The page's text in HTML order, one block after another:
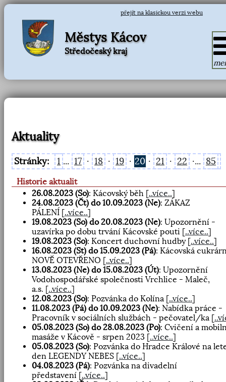
přejít na klasickou verzi webu
Městys Kácov
Středočeský kraj
Aktuality
Stránky: 1 ... 17 · 18 · 19 · 20 · 21 · 22 ·... 85
Historie aktualit
26.08.2023 (So): Kácovský běh [..více..]
24.08.2023 (Čt) do 10.09.2023 (Ne): ZÁKAZ
PÁLENÍ [..více..]
19.08.2023 (So) do 20.08.2023 (Ne): Upozornění -
uzavírka po dobu trvání Kácovské pouti [..více..]
19.08.2023 (So): Koncert duchovní hudby [..více..]
16.08.2023 (St) do 15.09.2023 (Pá): Kácovská
NOVĚ OTEVŘENO [..více..]
13.08.2023 (Ne) do 15.08.2023 (Út): Upozornění
Vodohospodářské společnosti Vrchlice - Maleč,
a.s. [..více..]
12.08.2023 (So): Pozvánka do Kolína [..více..]
11.08.2023 (Pá) do 10.09.2023 (Ne): Nabídka práce -
Pracovník v sociálních službách - pečovatel/ka [
05.08.2023 (So) do 28.08.2023 (Po): Cvičení a
masáže v Kácově - srpen 2023 [..více..]
05.08.2023 (So): Pozvánka do Hradce Králové na
den LEGENDY NEBES [..více..]
04.08.2023 (Pá): Pozvánka na divadelní
představení [..více..]